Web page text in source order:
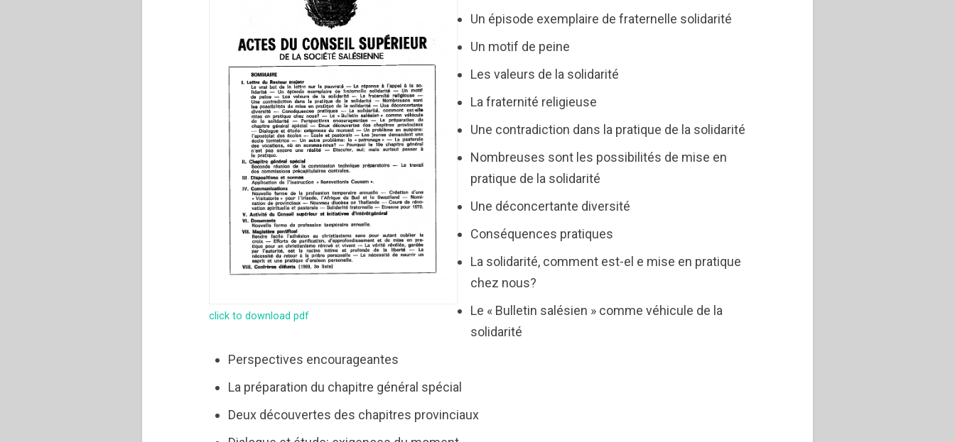
click to download pdf
Un épisode exemplaire de fraternelle solidarité
Un motif de peine
Les valeurs de la solidarité
La fraternité religieuse
Une contradiction dans la pratique de la solidarité
Nombreuses sont les possibilités de mise en
pratique de la solidarité
Une déconcertante diversité
Conséquences pratiques
La solidarité, comment est-el e mise en pratique
chez nous?
Le « Bulletin salésien » comme véhicule de la
solidarité
Perspectives encourageantes
La préparation du chapitre général spécial
Deux découvertes des chapitres provinciaux